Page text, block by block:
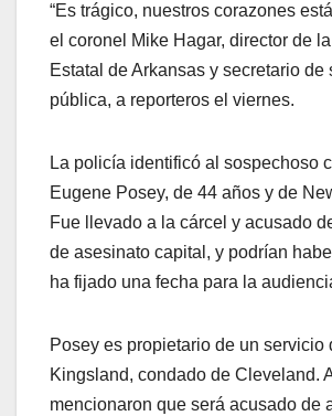
“Es trágico, nuestros corazones
el coronel Mike Hagar, director de
Estatal de Arkansas y secretario de
pública, a reporteros el viernes.
La policía identificó al sospechoso
Eugene Posey, de 44 años y de
Fue llevado a la cárcel y acusado
de asesinato capital, y podrían
ha fijado una fecha para la
Posey es propietario de un servicio
Kingsland, condado de Cleveland.
mencionaron que será acusado de